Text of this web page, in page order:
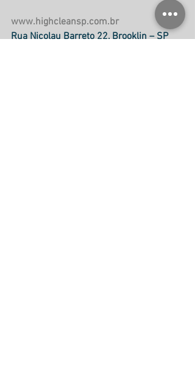
www.highcleansp.com.br
Rua Nicolau Barreto 22, Brooklin – SP